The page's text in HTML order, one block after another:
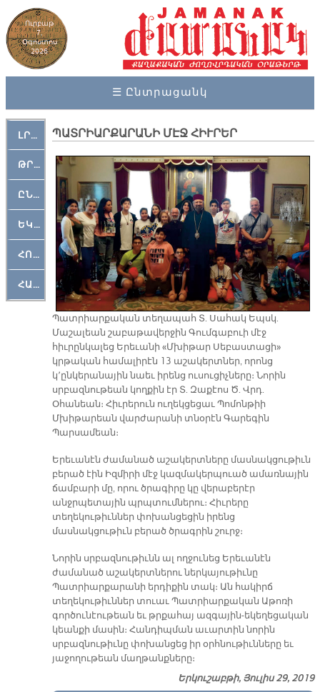
Ուրբաթ
7,
Օգոստոս
2026
☰ Ընտրացանկ
ԼՐԱՀՈՍ
ԹՐՔԱՀԱՅ ԿԵԱՆՔ
ԸՆԿԵՐԱՄՇԱԿՈՒԹԱՅԻՆ
ԵԿԵՂԵՑԱԿԱՆ
ՀՈԳԵՄՏԱՒՈՐ
ՀԱՐԹԱԿ
ՊԱՏՐԻԱՐՔԱՐԱՆԻ ՄԷՋ ՀԻՒՐԵՐ
Պատրիարքական տեղապահ Տ. Սահակ Եպսկ.
Մաշալեան շաբաթավերջին Գումգաբուի մէջ
հիւրընկալեց Երեւանի «Մխիթար Սեբաստացի»
կրթական համալիրէն 13 աշակերտներ, որոնց
կ՚ընկերանային նաեւ իրենց ուսուցիչները։ Նորին
սրբազնութեան կողքին էր Տ. Զաքէոս Ծ. Վրդ.
Օհանեան։ Հիւրերուն ուղեկցեցաւ Պոմոնթիի
Մխիթարեան վարժարանի տնօրէն Գարեգին
Պարսամեան։
Երեւանէն ժամանած աշակերտները մասնակցութիւն
բերած էին Իզմիրի մէջ կազմակերպուած ամառնային
ճամբարի մը, որու ծրագիրը կը վերաբերէր
անջրպետային պրպտումներու։ Հիւրերը
տեղեկութիւններ փոխանցեցին իրենց
մասնակցութիւն բերած ծրագրին շուրջ։
Նորին սրբազնութիւնն ալ ողջունեց Երեւանէն
ժամանած աշակերտներու ներկայութիւնը
Պատրիարքարանի երդիքին տակ։ Ան հակիրճ
տեղեկութիւններ տուաւ Պատրիարքական Աթոռի
գործունէութեան եւ թրքահայ ազգային-եկեղեցական
կեանքի մասին։ Հանդիպման աւարտին նորին
սրբազնութիւնը փոխանցեց իր օրհնութիւնները եւ
յաջողութեան մաղթանքները։
Երկուշաբթի, Յուլիս 29, 2019